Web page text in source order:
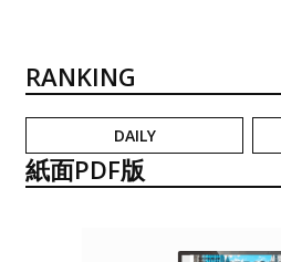
RANKING
DAILY
紙面PDF版